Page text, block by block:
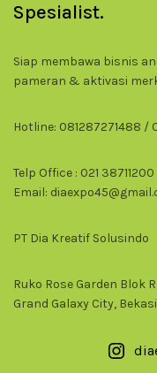
Spesialist.
Siap membawa bisnis
pameran & aktivasi
Hotline: 081287271488 /
Telp Office : 021 38711200
Email:
PT Dia Kreatif Solusindo
Ruko Rose Garden Blok
Grand Galaxy City,